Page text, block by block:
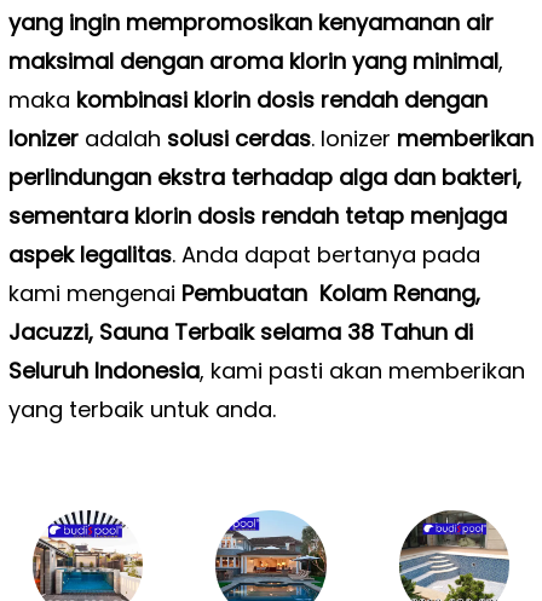
yang ingin mempromosikan kenyamanan air
maksimal dengan aroma klorin yang minimal,
maka kombinasi klorin dosis rendah dengan
Ionizeradalah solusi cerdas. Ionizer memberikan
perlindungan ekstra terhadap alga dan bakteri,
sementara klorin dosis rendah tetap menjaga
aspek legalitas. Anda dapat bertanya pada
kami mengenai Pembuatan Kolam Renang,
Jacuzzi, Sauna Terbaik selama 38 Tahun di
Seluruh Indonesia, kami pasti akan memberikan
yang terbaik untuk anda.